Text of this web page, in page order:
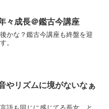
を伝えてくるようになりまし
、す...
成長＠鑑古今講座
かな？鑑古今講座も終盤を迎
。
リズムに境がないなぁ